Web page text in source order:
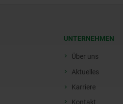
UNTERNEHMEN
Über uns
Aktuelles
Karriere
Kontakt